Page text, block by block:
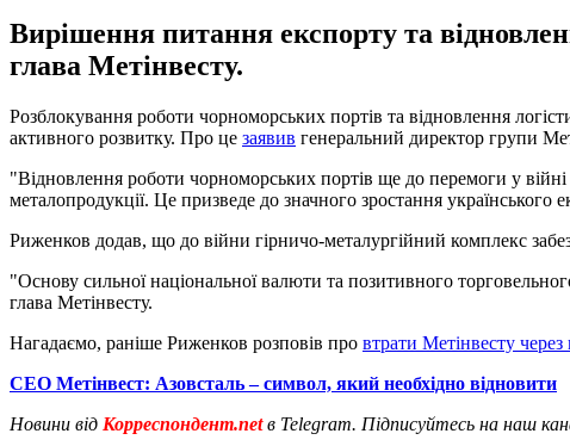
Вирішення питання експорту та
глава Метінвесту.
Розблокування роботи чорноморських портів та відновлення
активного розвитку. Про це заявив генеральний директор групи
"Відновлення роботи чорноморських портів ще до перемоги у
металопродукції. Це призведе до значного зростання
Риженков додав, що до війни гірничо-металургійний комплекс
"Основу сильної національної валюти та позитивного
глава Метінвесту.
Нагадаємо, раніше Риженков розповів про втрати Метінвесту через
СЕО Метінвест: Азовсталь – символ, який необхідно відновити
Новини від Корреспондент.netв Telegram. Підписуйтесь на наш